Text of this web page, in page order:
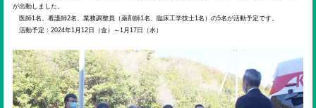
が出動しました。
医師1名、看護師2名、業務調整員（薬剤師1名、臨床工学技士1名）の5名が活動予定です。
活動予定：2024年1月12日（金）～1月17日（水）